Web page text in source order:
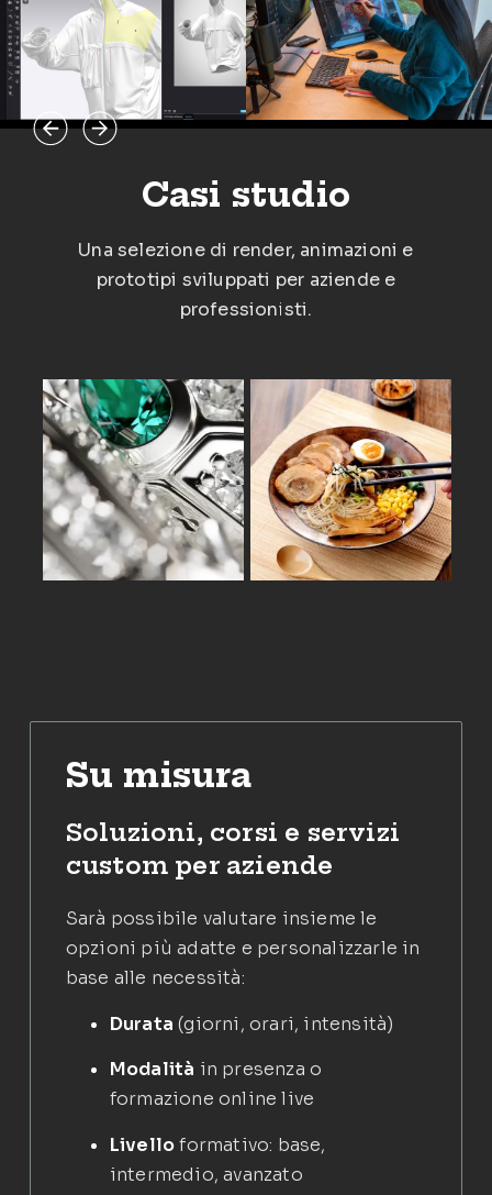
Casi studio
Una selezione di render, animazioni e
prototipi sviluppati per aziende e
professionisti.
Su misura
Soluzioni, corsi e servizi
custom per aziende
Sarà possibile valutare insieme le
opzioni più adatte e personalizzarle in
base alle necessità:
Durata (giorni, orari, intensità)
Modalità in presenza o
formazione online live
Livelloformativo: base,
intermedio, avanzato